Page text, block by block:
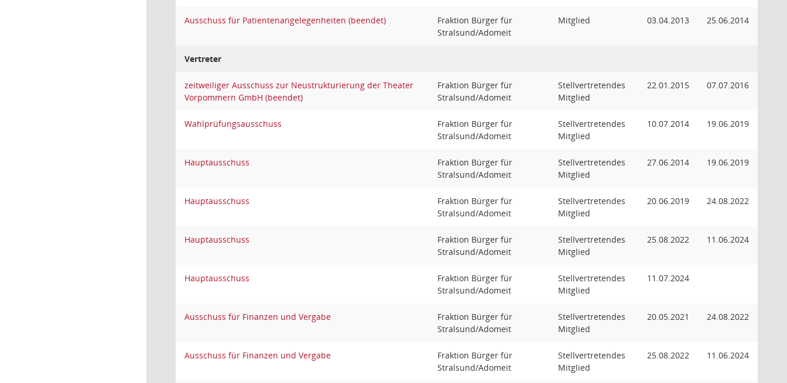
Ausschuss für Patientenangelegenheiten (beendet)
Fraktion Bürger für
Stralsund/Adomeit
Mitglied 03.04.2013 25.06.2014
Vertreter
zeitweiliger Ausschuss zur Neustrukturierung der Theater
Vorpommern GmbH (beendet)
Fraktion Bürger für
Stralsund/Adomeit
Stellvertretendes
Mitglied
22.01.2015 07.07.2016
Wahlprüfungsausschuss
Fraktion Bürger für
Stralsund/Adomeit
Stellvertretendes
Mitglied
10.07.2014 19.06.2019
Hauptausschuss
Fraktion Bürger für
Stralsund/Adomeit
Stellvertretendes
Mitglied
27.06.2014 19.06.2019
Hauptausschuss
Fraktion Bürger für
Stralsund/Adomeit
Stellvertretendes
Mitglied
20.06.2019 24.08.2022
Hauptausschuss
Fraktion Bürger für
Stralsund/Adomeit
Stellvertretendes
Mitglied
25.08.2022 11.06.2024
Hauptausschuss
Fraktion Bürger für
Stralsund/Adomeit
Stellvertretendes
Mitglied
11.07.2024
Ausschuss für Finanzen und Vergabe
Fraktion Bürger für
Stralsund/Adomeit
Stellvertretendes
Mitglied
20.05.2021 24.08.2022
Ausschuss für Finanzen und Vergabe
Fraktion Bürger für
Stralsund/Adomeit
Stellvertretendes
Mitglied
25.08.2022 11.06.2024